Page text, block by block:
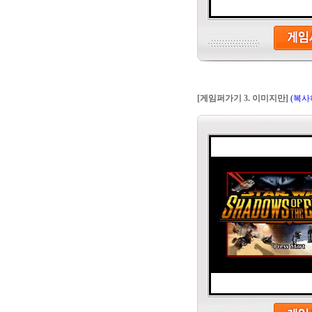
[게임퍼가기 3. 이미지만] (복사